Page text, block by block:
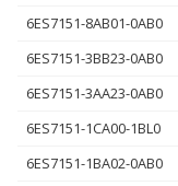
6ES7151-8AB01-0AB0
6ES7151-3BB23-0AB0
6ES7151-3AA23-0AB0
6ES7151-1CA00-1BL0
6ES7151-1BA02-0AB0